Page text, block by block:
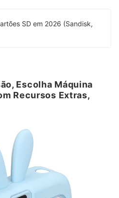
SD em 2026 (Sandisk,
Escolha Máquina
Recursos Extras,